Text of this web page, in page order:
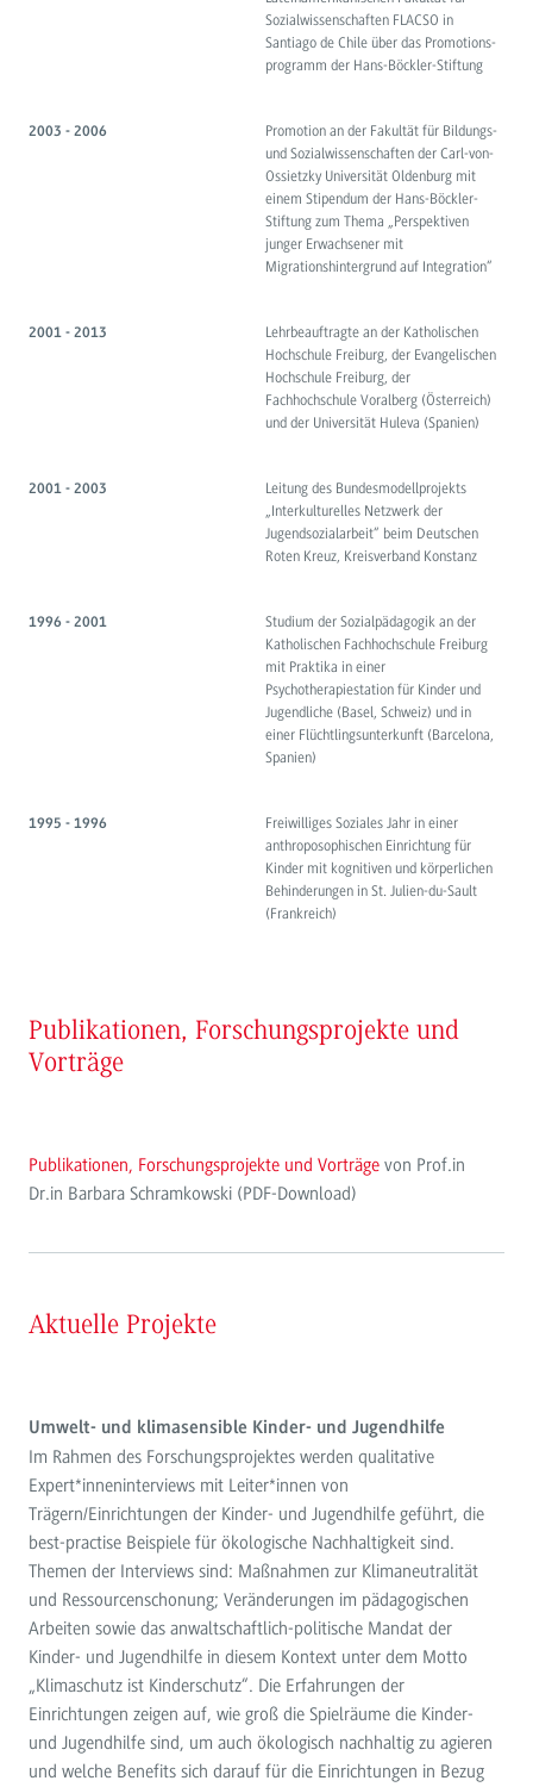
Sozialwissenschaften FLACSO in
Santiago de Chile über das Promotions-
programm der Hans-Böckler-Stiftung
2003 - 2006
Promotion an der Fakultät für Bildungs-
und Sozialwissenschaften der Carl-von-
Ossietzky Universität Oldenburg mit
einem Stipendum der Hans-Böckler-
Stiftung zum Thema „Perspektiven
junger Erwachsener mit
Migrationshintergrund auf Integration“
2001 - 2013
Lehrbeauftragte an der Katholischen
Hochschule Freiburg, der Evangelischen
Hochschule Freiburg, der
Fachhochschule Voralberg (Österreich)
und der Universität Huleva (Spanien)
2001 - 2003
Leitung des Bundesmodellprojekts
„Interkulturelles Netzwerk der
Jugendsozialarbeit“ beim Deutschen
Roten Kreuz, Kreisverband Konstanz
1996 - 2001
Studium der Sozialpädagogik an der
Katholischen Fachhochschule Freiburg
mit Praktika in einer
Psychotherapiestation für Kinder und
Jugendliche (Basel, Schweiz) und in
einer Flüchtlingsunterkunft (Barcelona,
Spanien)
1995 - 1996
Freiwilliges Soziales Jahr in einer
anthroposophischen Einrichtung für
Kinder mit kognitiven und körperlichen
Behinderungen in St. Julien-du-Sault
(Frankreich)
Publikationen, Forschungsprojekte und
Vorträge
Publikationen, Forschungsprojekte und Vorträge von Prof.in
Dr.in Barbara Schramkowski (PDF-Download)
Aktuelle Projekte
Umwelt- und klimasensible Kinder- und Jugendhilfe
Im Rahmen des Forschungsprojektes werden qualitative
Expert*inneninterviews mit Leiter*innen von
Trägern/Einrichtungen der Kinder- und Jugendhilfe geführt, die
best-practise Beispiele für ökologische Nachhaltigkeit sind.
Themen der Interviews sind: Maßnahmen zur Klimaneutralität
und Ressourcenschonung; Veränderungen im pädagogischen
Arbeiten sowie das anwaltschaftlich-politische Mandat der
Kinder- und Jugendhilfe in diesem Kontext unter dem Motto
„Klimaschutz ist Kinderschutz“. Die Erfahrungen der
Einrichtungen zeigen auf, wie groß die Spielräume die Kinder-
und Jugendhilfe sind, um auch ökologisch nachhaltig zu agieren
und welche Benefits sich darauf für die Einrichtungen in Bezug